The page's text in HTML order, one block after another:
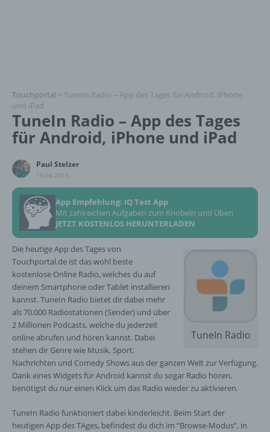
Touchportal > TuneIn Radio – App des Tages für Android, iPhone
und iPad
TuneIn Radio – App des Tages
für Android, iPhone und iPad
Paul Stelzer
19.04.2013
App Empfehlung: IQ Test App
Mit zahlreichen Aufgaben zum Knobeln und Üben
JETZT KOSTENLOS HERUNTERLADEN
TuneIn Radio
Die heutige App des Tages von
Touchportal.de ist das wohl beste
kostenlose Online Radio, welches du auf
deinem Smartphone oder Tablet installieren
kannst. TuneIn Radio bietet dir dabei mehr
als 70.000 Radiostationen (Sender) und über
2 Millionen Podcasts, welche du jederzeit
online abrufen und hören kannst. Dabei
stehen dir Genre wie Musik, Sport,
Nachrichten und Comedy Shows aus der ganzen Welt zur Verfügung.
Dank eines Widgets für Android kannst du sogar Radio hören,
benötigst du nur einen Klick um das Radio wieder zu aktivieren.
TuneIn Radio funktioniert dabei kinderleicht. Beim Start der
heutigen App des TAges, befindest du dich im “Browse-Modus”, in